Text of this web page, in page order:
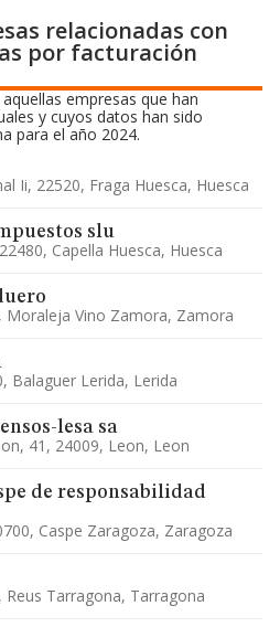
relacionadas con
por facturación
empresas que han
y cuyos datos han sido
para el año 2024.
Ii, 22520, Fraga Huesca, Huesca
slu
Capella Huesca, Huesca
Moraleja Vino Zamora, Zamora
Balaguer Lerida, Lerida
lesa sa
41, 24009, Leon, Leon
de responsabilidad
Caspe Zaragoza, Zaragoza
Reus Tarragona, Tarragona